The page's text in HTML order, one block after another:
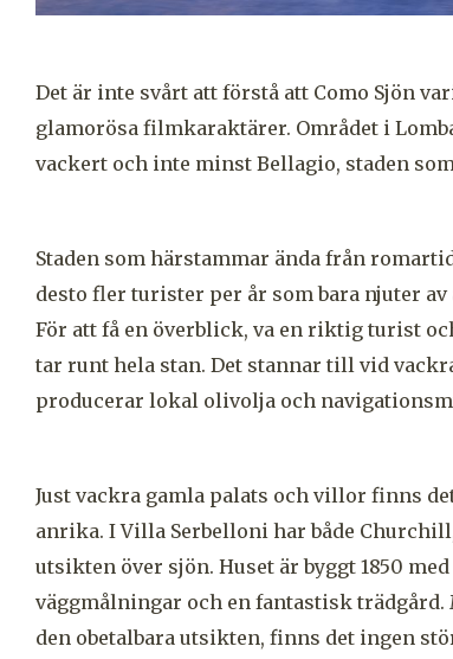
Det är inte svårt att förstå att Como Sjön
glamorösa filmkaraktärer. Området i
vackert och inte minst Bellagio, staden
Staden som härstammar ända från
desto fler turister per år som bara njuter
För att få en överblick, va en riktig turist
tar runt hela stan. Det stannar till vid
producerar lokal olivolja och
Just vackra gamla palats och villor finns
anrika. I Villa Serbelloni har både
utsikten över sjön. Huset är byggt 1850
väggmålningar och en fantastisk trädgård.
den obetalbara utsikten, finns det ingen